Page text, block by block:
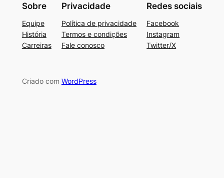
Sobre
Equipe
História
Carreiras
Privacidade
Política de privacidade
Termos e condições
Fale conosco
Redes sociais
Facebook
Instagram
Twitter/X
Criado com WordPress